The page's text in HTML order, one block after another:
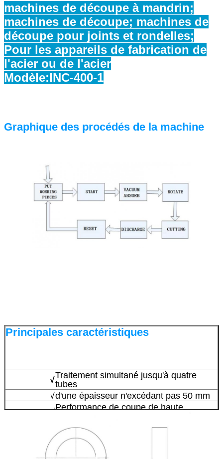
machines de découpe à mandrin;
machines de découpe; machines de
découpe pour joints et rondelles;
Pour les appareils de fabrication de
l'acier ou de l'acier
Modèle:INC-400-1
Graphique des procédés de la machine
Principales caractéristiques
√Traitement simultané jusqu'à quatre
tubes
√d'une épaisseur n'excédant pas 50 mm
√Performance de coupe de haute
Diamètre extérieur du support (OD)
jusqu'à 230 mm
Longueur du tube de coupe de support